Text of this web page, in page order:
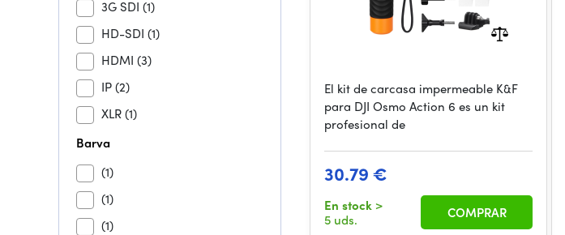
3G SDI (1)
HD-SDI (1)
HDMI (3)
IP(2)
XLR(1)
Barva
(1)
(1)
(1)
El kit de carcasa impermeable K&F
para DJI Osmo Action 6 es un kit
profesional de
30.79 €
En stock >
5 uds.
COMPRAR